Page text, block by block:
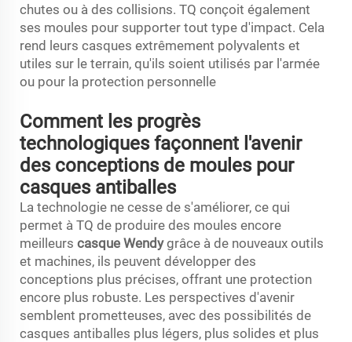
chutes ou à des collisions. TQ conçoit également
ses moules pour supporter tout type d'impact. Cela
rend leurs casques extrêmement polyvalents et
utiles sur le terrain, qu'ils soient utilisés par l'armée
ou pour la protection personnelle
Comment les progrès
technologiques façonnent l'avenir
des conceptions de moules pour
casques antiballes
La technologie ne cesse de s'améliorer, ce qui
permet à TQ de produire des moules encore
meilleurs casque Wendygrâce à de nouveaux outils
et machines, ils peuvent développer des
conceptions plus précises, offrant une protection
encore plus robuste. Les perspectives d'avenir
semblent prometteuses, avec des possibilités de
casques antiballes plus légers, plus solides et plus